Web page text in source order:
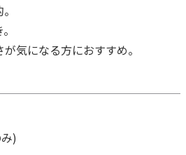
気になる方におすすめ。
)